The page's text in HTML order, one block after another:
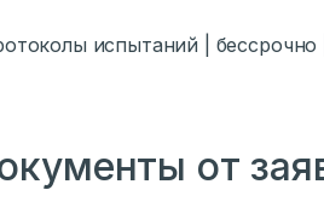
испытаний |
от